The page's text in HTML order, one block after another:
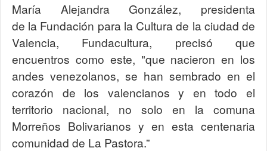
María Alejandra González, presidenta
de la Fundación para la Cultura de la ciudad de
Valencia, Fundacultura, precisó que
encuentros como este, "que nacieron en los
andes venezolanos, se han sembrado en el
corazón de los valencianos y en todo el
territorio nacional, no solo en la comuna
Morreños Bolivarianos y en esta centenaria
comunidad de La Pastora.”